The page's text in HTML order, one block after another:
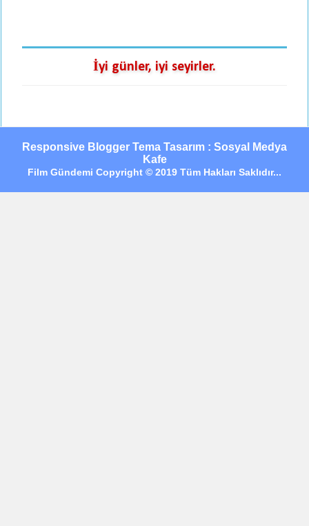
İyi günler, iyi seyirler.
Responsive Blogger Tema Tasarım : Sosyal Medya
Kafe
Film Gündemi Copyright © 2019 Tüm Hakları Saklıdır...